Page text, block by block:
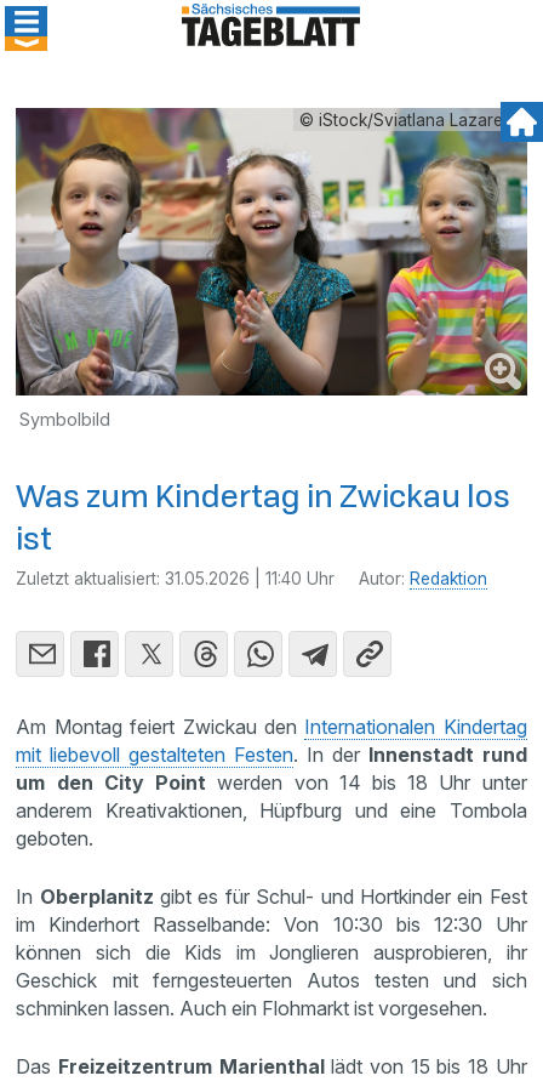
© iStock/Sviatlana Lazarenk
Symbolbild
Was zum Kindertag in Zwickau los
ist
Zuletzt aktualisiert:31.05.2026 | 11:40 Uhr Autor: Redaktion
Am Montag feiert Zwickau den Internationalen Kindertag
mit liebevoll gestalteten Festen. In der Innenstadt rund
um den City Point werden von 14 bis 18 Uhr unter
anderem Kreativaktionen, Hüpfburg und eine Tombola
geboten.
In Oberplanitz gibt es für Schul- und Hortkinder ein Fest
im Kinderhort Rasselbande: Von 10:30 bis 12:30 Uhr
können sich die Kids im Jonglieren ausprobieren, ihr
Geschick mit ferngesteuerten Autos testen und sich
schminken lassen. Auch ein Flohmarkt ist vorgesehen.
Das Freizeitzentrum Marienthallädt von 15 bis 18 Uhr